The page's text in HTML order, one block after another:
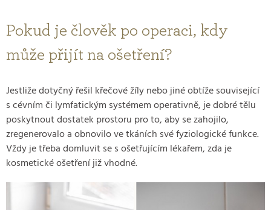
Pokud je člověk po operaci, kdy
může přijít na ošetření?
Jestliže dotyčný řešil křečové žíly nebo jiné obtíže související
s cévním či lymfatickým systémem operativně, je dobré tělu
poskytnout dostatek prostoru pro to, aby se zahojilo,
zregenerovalo a obnovilo ve tkáních své fyziologické funkce.
Vždy je třeba domluvit se s ošetřujícím lékařem, zda je
kosmetické ošetření již vhodné.